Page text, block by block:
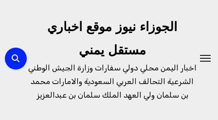
الجوزاء نيوز موقع اخباري
مستقل يمني
اخبار اليمن محلي دولي سفارات وزارة الجيش الوطني
الشرعية التحالف العربي السعودية والامارات محمد
بن سلمان ولي العهد الملك سلمان بن عبدالعزيز